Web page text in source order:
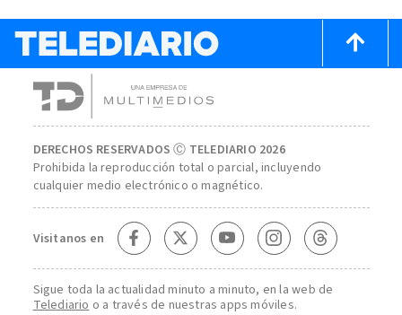
DERECHOS RESERVADOS Ⓒ TELEDIARIO 2026
Prohibida la reproducción total o parcial, incluyendo
cualquier medio electrónico o magnético.
Visitanos en
Sigue toda la actualidad minuto a minuto, en la web de
Telediario o a través de nuestras apps móviles.